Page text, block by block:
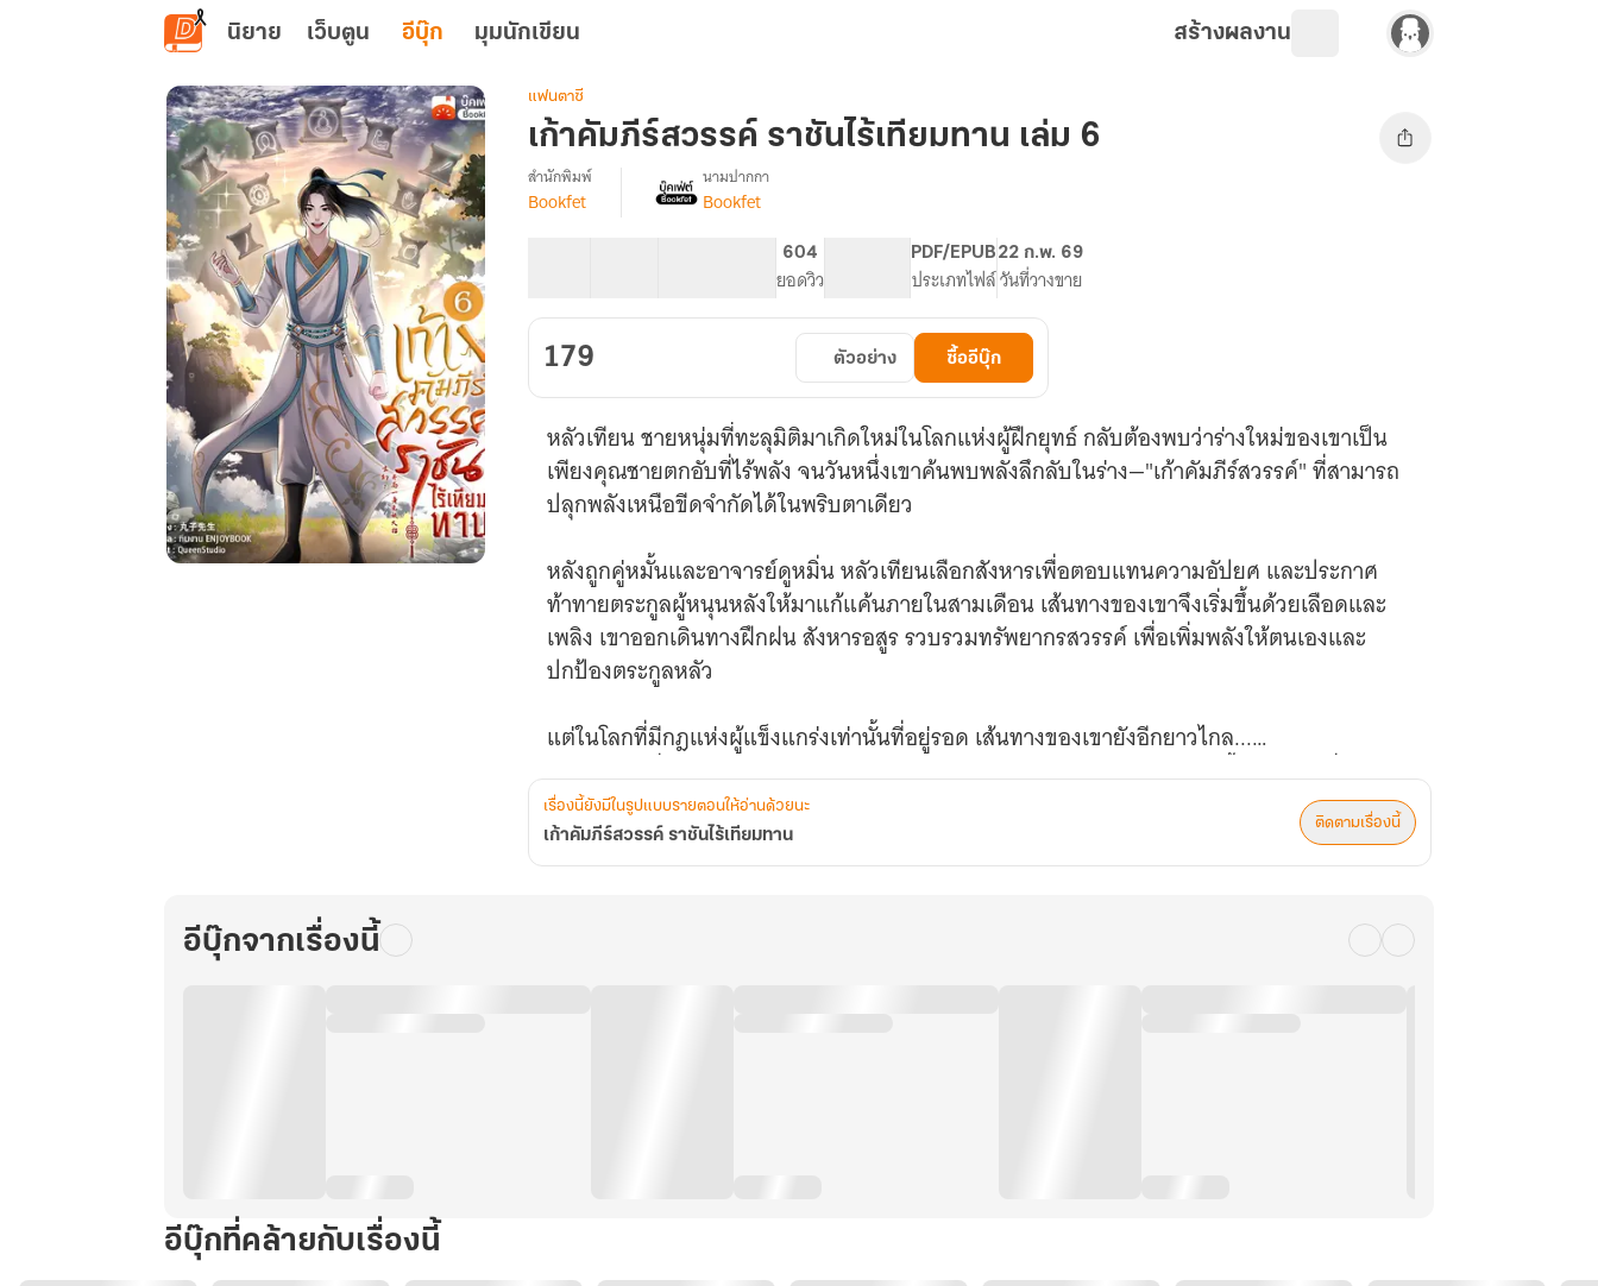
ข้ามไปยังเนื้อหาหลัก
นิยาย เว็บตูน อีบุ๊ก มุมนักเขียน สร้างผลงาน
แฟนตาซี
เก้าคัมภีร์สวรรค์ ราชันไร้เทียมทาน เล่ม 6
เรื่อง
ไร้
เทียม
ทาน
สำนักพิมพ์
Bookfet
นามปากกา
Bookfet
604
ยอดวิว
PDF/EPUB
ประเภทไฟล์
22 ก.พ. 69
วันที่วางขาย
179 ตัวอย่าง ซื้ออีบุ๊ก
หลัวเทียน ชายหนุ่มที่ทะลุมิติมาเกิดใหม่ในโลกแห่งผู้ฝึกยุทธ์ กลับต้องพบว่าร่างใหม่ของเขาเป็น
เพียงคุณชายตกอับที่ไร้พลัง จนวันหนึ่งเขาค้นพบพลังลึกลับในร่าง—"เก้าคัมภีร์สวรรค์" ที่สามารถ
ปลุกพลังเหนือขีดจำกัดได้ในพริบตาเดียว
หลังถูกคู่หมั้นและอาจารย์ดูหมิ่น หลัวเทียนเลือกสังหารเพื่อตอบแทนความอัปยศ และประกาศ
ท้าทายตระกูลผู้หนุนหลังให้มาแก้แค้นภายในสามเดือน เส้นทางของเขาจึงเริ่มขึ้นด้วยเลือดและ
เพลิง เขาออกเดินทางฝึกฝน สังหารอสูร รวบรวมทรัพยากรสวรรค์ เพื่อเพิ่มพลังให้ตนเองและ
ปกป้องตระกูลหลัว
แต่ในโลกที่มีกฎแห่งผู้แข็งแกร่งเท่านั้นที่อยู่รอด เส้นทางของเขายังอีกยาวไกล...
และทุกก้าวที่เขาเดิน — คือก้าวสู่การเป็น ราชันไร้เทียมทาน ผู้พิชิตสวรรค์เก้าชั้นฟ้า! (บทที่ 201-
240)
แฟนตาซีหนังสือแปลนิยายจีนแปล
เรื่องนี้ยังมีในรูปแบบรายตอนให้อ่านด้วยนะ
เก้าคัมภีร์สวรรค์ ราชันไร้เทียมทาน
ติดตามเรื่องนี้
อีบุ๊กจากเรื่องนี้
อีบุ๊กที่คล้ายกับเรื่องนี้